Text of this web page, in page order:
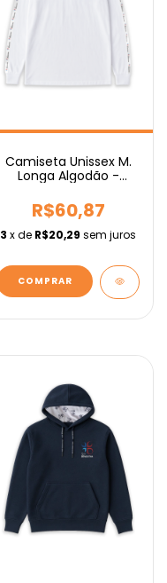
Camiseta Unissex M.
Longa Algodão -
R$60,87
3 x de R$20,29 sem juros
COMPRAR